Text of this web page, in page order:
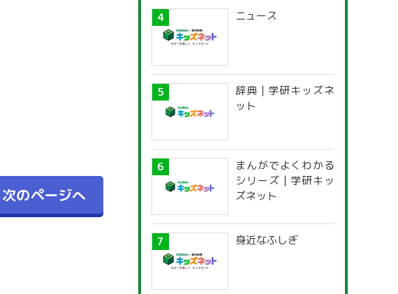
次のページへ
ニュース
辞典 | 学研キッズネ
ット
まんがでよくわかる
シリーズ | 学研キッ
ズネット
身近なふしぎ